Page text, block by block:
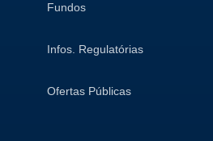
Fundos
Infos. Regulatórias
Ofertas Públicas